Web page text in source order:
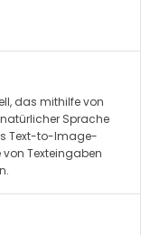
das mithilfe von
Sprache
Text-to-Image-
Texteingaben